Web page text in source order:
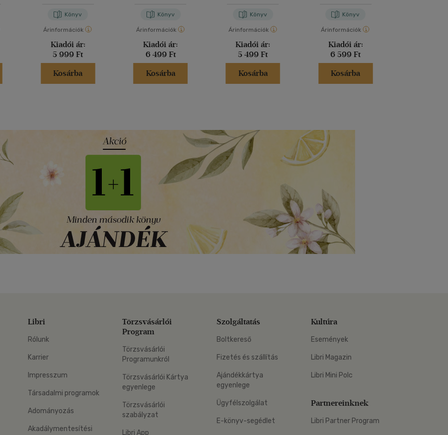
Könyv
Árinformációk
Kiadói ár:
5 999 Ft
Kosárba
Könyv
Árinformációk
Kiadói ár:
6 499 Ft
Kosárba
Könyv
Árinformációk
Kiadói ár:
5 499 Ft
Kosárba
Könyv
Árinformációk
Kiadói ár:
6 599 Ft
Kosárba
Libri
Rólunk
Karrier
Impresszum
Társadalmi programok
Adományozás
Akadálymentesítési
Törzsvásárlói
Program
Törzsvásárlói
Programunkról
Törzsvásárlói Kártya
egyenlege
Törzsvásárlói
szabályzat
Libri App
Szolgáltatás
Boltkereső
Fizetés és szállítás
Ajándékkártya
egyenlege
Ügyfélszolgálat
E-könyv-segédlet
Kultúra
Események
Libri Magazin
Libri Mini Polc
Partnereinknek
Libri Partner Program